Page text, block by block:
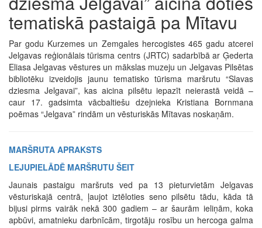
tematiskā pastaigā pa Mītavu
Par godu Kurzemes un Zemgales hercogistes 465 gadu atcerei
Jelgavas reģionālais tūrisma centrs (JRTC) sadarbībā ar Ģederta
Eliasa Jelgavas vēstures un mākslas muzeju un Jelgavas Pilsētas
bibliotēku izveidojis jaunu tematisko tūrisma maršrutu “Slavas
dziesma Jelgavai”, kas aicina pilsētu iepazīt neierastā veidā –
caur 17. gadsimta vācbaltiešu dzejnieka Kristiana Bornmana
poēmas “Jelgava” rindām un vēsturiskās Mītavas noskaņām.
MARŠRUTA APRAKSTS
LEJUPIELĀDĒ MARŠRUTU ŠEIT
Jaunais pastaigu maršruts ved pa 13 pieturvietām Jelgavas
vēsturiskajā centrā, ļaujot iztēloties seno pilsētu tādu, kāda tā
bijusi pirms vairāk nekā 300 gadiem – ar šaurām ieliņām, koka
apbūvi, amatnieku darbnīcām, tirgotāju rosību un hercoga galma